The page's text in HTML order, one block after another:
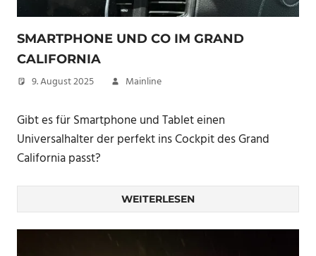
SMARTPHONE UND CO IM GRAND
CALIFORNIA
9. August 2025 Mainline
Gibt es für Smartphone und Tablet einen
Universalhalter der perfekt ins Cockpit des Grand
California passt?
WEITERLESEN